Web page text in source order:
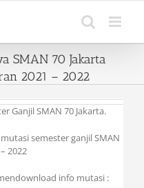
SMAN 70 Jakarta
2021 – 2022
Ganjil SMAN 70 Jakarta.
semester ganjil SMAN
2022
info mutasi :